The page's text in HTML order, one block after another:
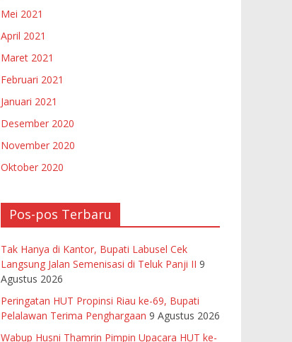
Mei 2021
April 2021
Maret 2021
Februari 2021
Januari 2021
Desember 2020
November 2020
Oktober 2020
Pos-pos Terbaru
Tak Hanya di Kantor, Bupati Labusel Cek
Langsung Jalan Semenisasi di Teluk Panji II 9
Agustus 2026
Peringatan HUT Propinsi Riau ke-69, Bupati
Pelalawan Terima Penghargaan 9 Agustus 2026
Wabup Husni Thamrin Pimpin Upacara HUT ke-